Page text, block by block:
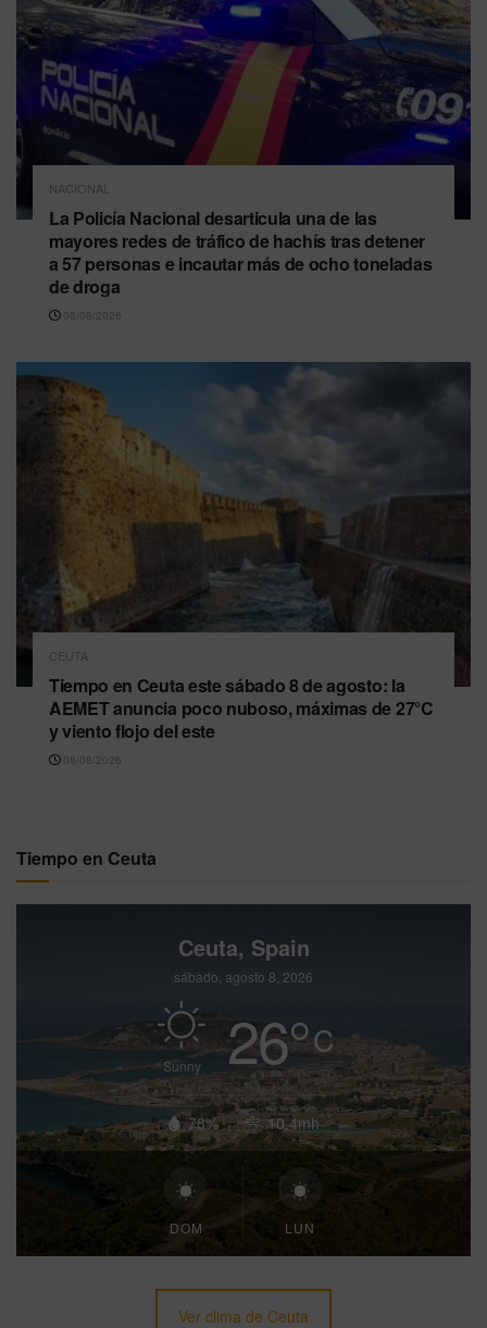
NACIONAL
La Policía Nacional desarticula una de las
mayores redes de tráfico de hachís tras detener
a 57 personas e incautar más de ocho toneladas
de droga
08/08/2026
CEUTA
Tiempo en Ceuta este sábado 8 de agosto: la
AEMET anuncia poco nuboso, máximas de 27°C
y viento flojo del este
08/08/2026
Tiempo en Ceuta
Ceuta, Spain
sábado, agosto 8, 2026
Sunny 26°C
78% 10.4mh
DOM LUN
Ver clima de Ceuta